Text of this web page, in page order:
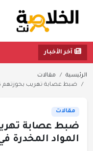
آخر الأخبار
الرئيسية
مقالات
ضبط عصابة تهريب بحوزتهم
مقالات
ضبط عصابة
المواد المخدرة